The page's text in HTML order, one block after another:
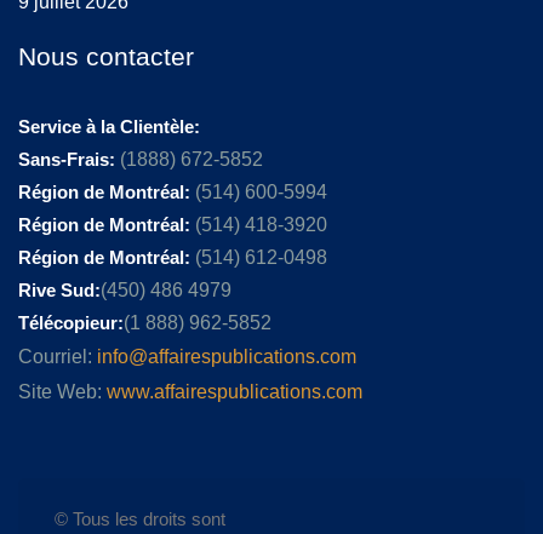
Nous contacter
Service à la Clientèle:
Sans-Frais: (1888) 672-5852
Région de Montréal: (514) 600-5994
Région de Montréal: (514) 418-3920
Région de Montréal: (514) 612-0498
Rive Sud:(450) 486 4979
Télécopieur:(1 888) 962-5852
Courriel: info@affairespublications.com
Site Web: www.affairespublications.com
© Tous les droits sont